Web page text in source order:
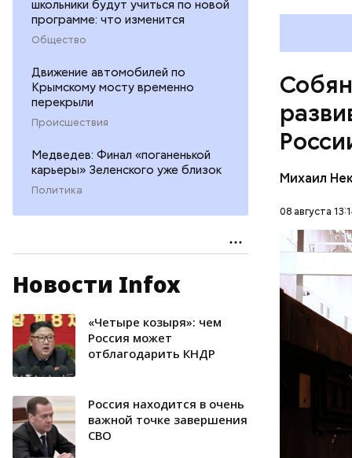
школьники будут учиться по новой
программе: что изменится
Общество
Движение автомобилей по
Крымскому мосту временно
перекрыли
Происшествия
Медведев: Финал «поганенькой
карьеры» Зеленского уже близок
Политика
Новости Infox
«Четыре козыря»: чем
Россия может
отблагодарить КНДР
Россия находится в очень
важной точке завершения
СВО
Михаил
08 августа
Парк
чем
Рижской
среди
что
успешно
МОСКВА